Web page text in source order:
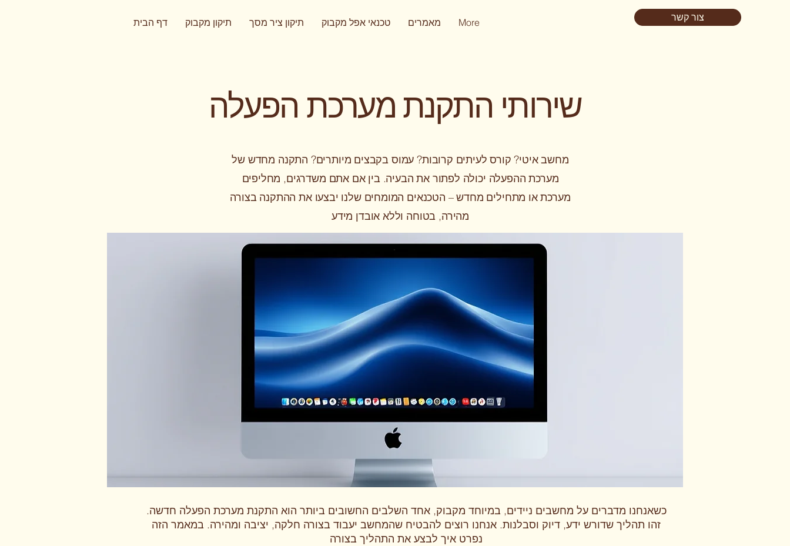
דף הבית תיקון מקבוק תיקון ציר מסך טכנאי אפל מקבוק מאמרים More צור קשר
שירותי התקנת מערכת הפעלה
מחשב איטי? קורס לעיתים קרובות? עמוס בקבצים מיותרים? התקנה מחדש של
מערכת ההפעלה יכולה לפתור את הבעיה. בין אם אתם משדרגים, מחליפים
מערכת או מתחילים מחדש – הטכנאים המומחים שלנו יבצעו את ההתקנה בצורה
מהירה, בטוחה וללא אובדן מידע
כשאנחנו מדברים על מחשבים ניידים, במיוחד מקבוק, אחד השלבים החשובים ביותר הוא התקנת מערכת הפעלה חדשה.
זהו תהליך שדורש ידע, דיוק וסבלנות. אנחנו רוצים להבטיח שהמחשב יעבוד בצורה חלקה, יציבה ומהירה. במאמר הזה
נפרט איך לבצע את התהליך בצורה